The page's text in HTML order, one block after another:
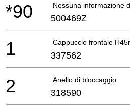
Nessuna informazione
*90 500469Z
Cappuccio frontale
1 337562
Anello di bloccaggio
2 318590